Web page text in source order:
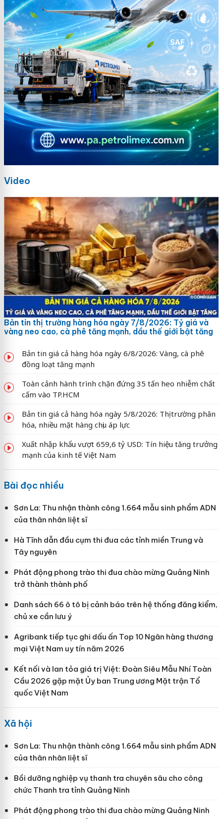
Video
Bản tin thị trường hàng hóa ngày 7/8/2026: Tỷ giá và
vàng neo cao, cà phê tăng mạnh, dầu thế giới bật tăng
Bản tin giá cả hàng hóa ngày 6/8/2026: Vàng, cà phê
đồng loạt tăng mạnh
Toàn cảnh hành trình chặn đứng 35 tấn heo nhiễm chất
cấm vào TP.HCM
Bản tin giá cả hàng hóa ngày 5/8/2026: Thị trường phân
hóa, nhiều mặt hàng chịu áp lực
Xuất nhập khẩu vượt 659,6 tỷ USD: Tín hiệu tăng trưởng
mạnh của kinh tế Việt Nam
Bài đọc nhiều
Sơn La: Thu nhận thành công 1.664 mẫu sinh phẩm ADN
của thân nhân liệt sĩ
Hà Tĩnh dẫn đầu cụm thi đua các tỉnh miền Trung và
Tây nguyên
Phát động phong trào thi đua chào mừng Quảng Ninh
trở thành thành phố
Danh sách 66 ô tô bị cảnh báo trên hệ thống đăng kiểm,
chủ xe cần lưu ý
Agribank tiếp tục ghi dấu ấn Top 10 Ngân hàng thương
mại Việt Nam uy tín năm 2026
Kết nối và lan tỏa giá trị Việt: Đoàn Siêu Mẫu Nhí Toàn
Cầu 2026 gặp mặt Ủy ban Trung ương Mặt trận Tổ
quốc Việt Nam
Xã hội
Sơn La: Thu nhận thành công 1.664 mẫu sinh phẩm ADN
của thân nhân liệt sĩ
Bồi dưỡng nghiệp vụ thanh tra chuyên sâu cho công
chức Thanh tra tỉnh Quảng Ninh
Phát động phong trào thi đua chào mừng Quảng Ninh